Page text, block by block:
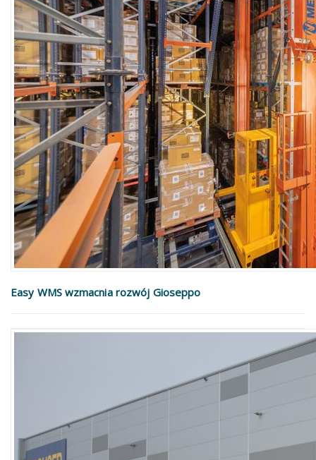
Easy WMS wzmacnia rozwój Gioseppo